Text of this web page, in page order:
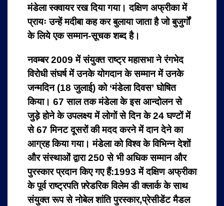
मंडेला स्क्वायर रख दिया गया। दक्षिण अफ्रीका में
प्रायः उन्हें मदीबा कह कर बुलाया जाता है जो बुजुर्गों
के लिये एक सम्मान-सूचक शब्द है।
नवम्बर 2009 में संयुक्त राष्ट्र महासभा ने रंगभेद
विरोधी संघर्ष में उनके योगदान के सम्मान में उनके
जन्मदिन (18 जुलाई) को ‘मंडेला दिवस’ घोषित
किया। 67 साल तक मंडेला के इस आन्दोलन से
जुड़े होने के उपलक्ष्य में लोगों से दिन के 24 घण्टों में
से 67 मिनट दूसरों की मदद करने में दान देने का
आग्रह किया गया। मंडेला को विश्व के विभिन्न देशों
और संस्थाओं द्वारा 250 से भी अधिक सम्मान और
पुरस्कार प्रदान किए गए हैं:1993 में दक्षिण अफ्रीका
के पूर्व राष्ट्रपति फ़्रेडरिक विलेम डी क्लार्क के साथ
संयुक्त रूप से नोबेल शांति पुरस्कार,प्रेसीडेंट मैडल